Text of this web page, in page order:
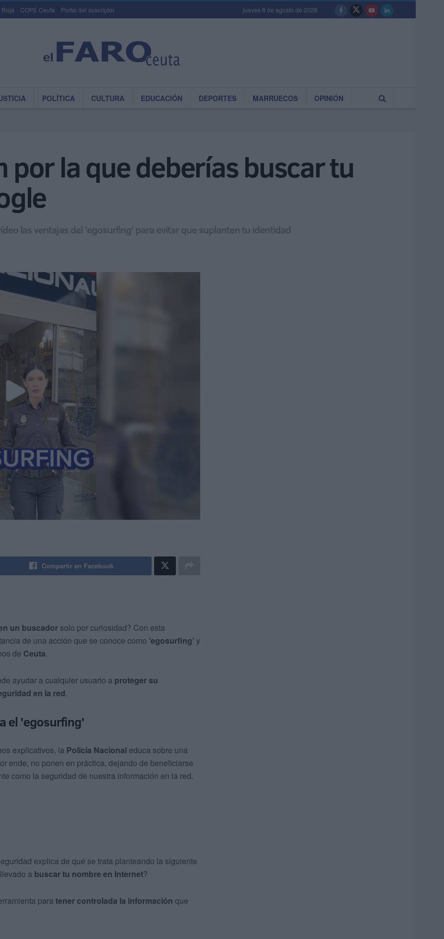
Roja COPE Ceuta Portal del suscriptor jueves 6 de agosto de 2026
POLÍTICA CULTURA EDUCACIÓN DEPORTES MARRUECOS OPINIÓN
por la que deberías buscar tu
las ventajas del 'egosurfing' para evitar que suplanten tu identidad
Compartir en Facebook
un buscador solo por curiosidad? Con esta
de una acción que se conoce como ‘egosurfing’ y
de Ceuta.
ayudar a cualquier usuario a proteger su
en la red.
el 'egosurfing'
explicativos, la Policía Nacional educa sobre una
ende, no ponen en práctica, dejando de beneficiarse
como la seguridad de nuestra información en la red.
explica de qué se trata planteando la siguiente
a buscar tu nombre en Internet?
para tener controlada la información que